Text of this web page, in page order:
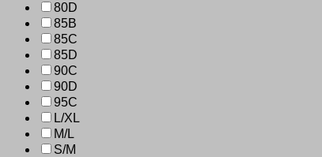
80D
85B
85C
85D
90C
90D
95C
L/XL
M/L
S/M